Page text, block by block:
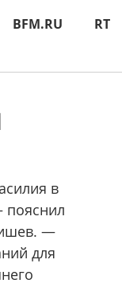
BFM.RU RT
в
пояснил
—
для